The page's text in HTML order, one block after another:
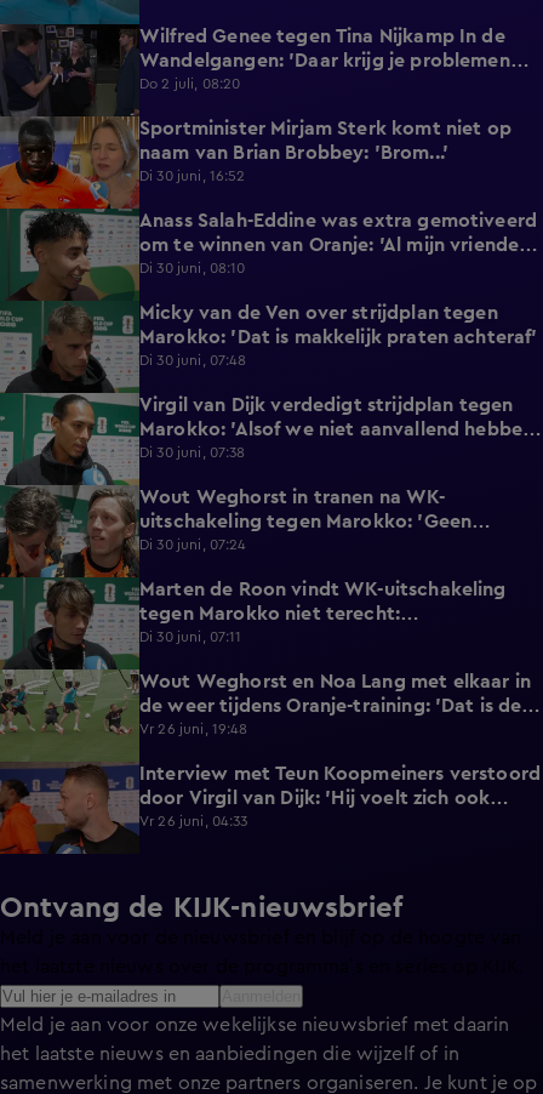
6:55
Wilfred Genee tegen Tina Nijkamp In de
Wandelgangen: 'Daar krijg je problemen
mee!'
Do 2 juli, 08:20
1:18
Sportminister Mirjam Sterk komt niet op
naam van Brian Brobbey: 'Brom...'
Di 30 juni, 16:52
3:02
Anass Salah-Eddine was extra gemotiveerd
om te winnen van Oranje: 'Al mijn vrienden
zijn Nederlands!'
Di 30 juni, 08:10
1:44
Micky van de Ven over strijdplan tegen
Marokko: 'Dat is makkelijk praten achteraf'
Di 30 juni, 07:48
Virgil van Dijk verdedigt strijdplan tegen
Marokko: 'Alsof we niet aanvallend hebben
gedacht?'
Di 30 juni, 07:38
3:49
Wout Weghorst in tranen na WK-
uitschakeling tegen Marokko: 'Geen
moment rekening mee gehouden'
Di 30 juni, 07:24
3:26
Marten de Roon vindt WK-uitschakeling
tegen Marokko niet terecht:
'Gelijkwaardige pot'
Di 30 juni, 07:11
2:58
Wout Weghorst en Noa Lang met elkaar in
de weer tijdens Oranje-training: 'Dat is de
tweede keer!'
Vr 26 juni, 19:48
2:43
Interview met Teun Koopmeiners verstoord
door Virgil van Dijk: 'Hij voelt zich ook
lekker!'
Vr 26 juni, 04:33
Ontvang de KIJK-nieuwsbrief
Meld je aan voor onze wekelijkse nieuwsbrief met daarin
het laatste nieuws en aanbiedingen die wijzelf of in
samenwerking met onze partners organiseren. Je kunt je op